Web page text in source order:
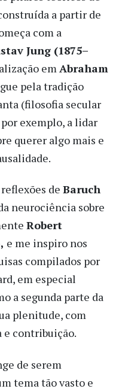
a partir de
com a
Jung (1875–
em Abraham
pela tradição
(filosofia secular
exemplo, a lidar
querer algo mais e
de Baruch
neurociência sobre
Robert
e me inspiro nos
compilados por
em especial
a segunda parte da
plenitude, com
e contribuição.
de serem
tema tão vasto e